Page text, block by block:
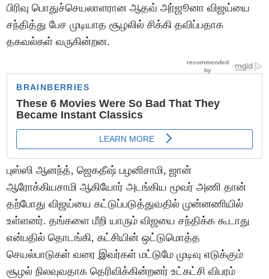
பிரிவு பொதுச்செயலாளரான ஆதவ் அர்ஜூனா விஜய்யை
சந்தித்து பேச முடியாத சூழலில் சிக்கி தவிப்பதாக
தகவல்கள் வருகின்றன.
புஸ்ஸி ஆனந்த், ஜெகதீஷ் பழனிசாமி, ஜான்
ஆரோக்கியசாமி ஆகியோர் அடங்கிய மூவர் அணி தான்
தற்போது விஜய்யை கட்டுப்படுத்துவதில் முன்னணியில்
உள்ளனர். தங்களை மீறி யாரும் விஜயை சந்திக்க கூடாது
என்பதில் தொடங்கி, கட்சியின் ஒட்டுமொத்த
செயல்பாடுகள் வரை இவர்கள் மட்டுமே முடிவு எடுக்கும்
சூழல் நிலவுவதாக தெரிவிக்கின்றனர் உட்கட்சி விபரம்